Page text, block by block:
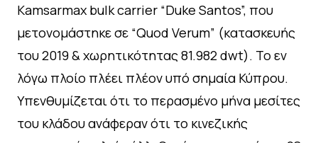
Kamsarmax bulk carrier “Duke Santos”, που
μετονομάστηκε σε “Quod Verum” (κατασκευής
του 2019 & χωρητικότητας 81.982 dwt). Το εν
λόγω πλοίο πλέει πλέον υπό σημαία Κύπρου.
Υπενθυμίζεται ότι το περασμένο μήνα μεσίτες
του κλάδου ανάφεραν ότι το κινεζικής